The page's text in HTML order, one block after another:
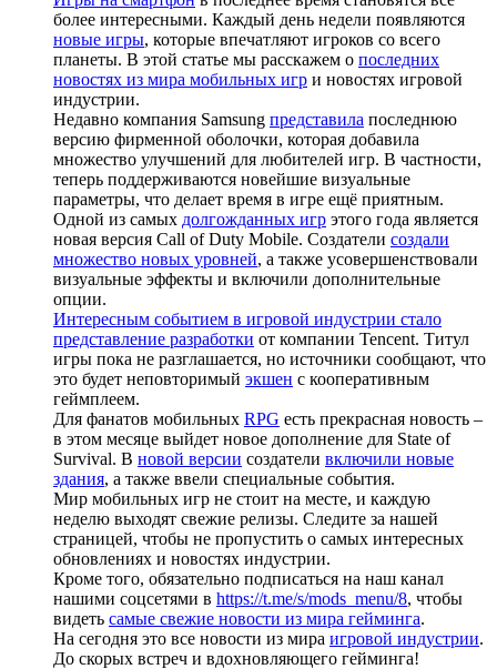
более интересными. Каждый день недели появляются
новые игры, которые впечатляют игроков со всего
планеты. В этой статье мы расскажем о последних
новостях из мира мобильных игр и новостях игровой
индустрии.
Недавно компания Samsung представила последнюю
версию фирменной оболочки, которая добавила
множество улучшений для любителей игр. В частности,
теперь поддерживаются новейшие визуальные
параметры, что делает время в игре ещё приятным.
Одной из самых долгожданных игр этого года является
новая версия Call of Duty Mobile. Создатели создали
множество новых уровней, а также усовершенствовали
визуальные эффекты и включили дополнительные
опции.
Интересным событием в игровой индустрии стало
представление разработки от компании Tencent. Титул
игры пока не разглашается, но источники сообщают, что
это будет неповторимый экшен с кооперативным
геймплеем.
Для фанатов мобильных RPG есть прекрасная новость –
в этом месяце выйдет новое дополнение для State of
Survival. В новой версии создатели включили новые
здания, а также ввели специальные события.
Мир мобильных игр не стоит на месте, и каждую
неделю выходят свежие релизы. Следите за нашей
страницей, чтобы не пропустить о самых интересных
обновлениях и новостях индустрии.
Кроме того, обязательно подписаться на наш канал
нашими соцсетями в https://t.me/s/mods_menu/8, чтобы
видеть самые свежие новости из мира гейминга.
На сегодня это все новости из мира игровой индустрии.
До скорых встреч и вдохновляющего гейминга!